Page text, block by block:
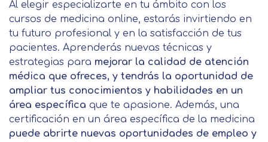
Al elegir especializarte en tu ámbito con los
cursos de medicina online, estarás invirtiendo en
tu futuro profesional y en la satisfacción de tus
pacientes. Aprenderás nuevas técnicas y
estrategias para mejorar la calidad de atención
médica que ofreces, y tendrás la oportunidad de
ampliar tus conocimientos y habilidades en un
área específica que te apasione. Además, una
certificación en un área específica de la medicina
puede abrirte nuevas oportunidades de empleo y